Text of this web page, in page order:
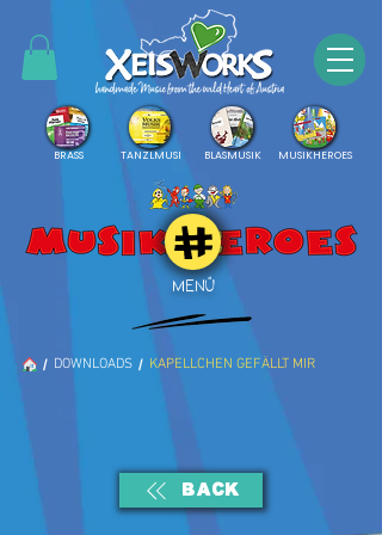
BRASS TANZLMUSI BLASMUSIK MUSIKHEROES
MENÜ
/ DOWNLOADS / KAPELLCHEN GEFÄLLT MIR
BACK